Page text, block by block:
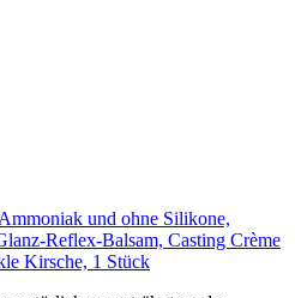
und ohne Silikone,
Reflex-Balsam, Casting Crème
Kirsche, 1 Stück